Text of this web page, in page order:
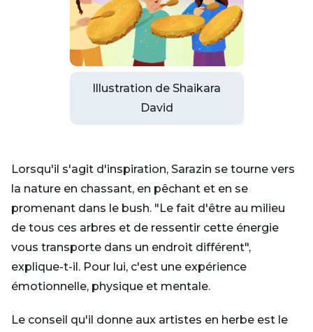
Illustration de Shaikara
David
Lorsqu'il s'agit d'inspiration, Sarazin se tourne vers
la nature en chassant, en pêchant et en se
promenant dans le bush. "Le fait d'être au milieu
de tous ces arbres et de ressentir cette énergie
vous transporte dans un endroit différent",
explique-t-il. Pour lui, c'est une expérience
émotionnelle, physique et mentale.
Le conseil qu'il donne aux artistes en herbe est le